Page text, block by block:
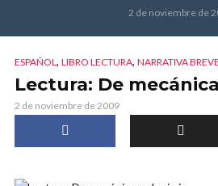
2 de noviembre de
ESPAÑOL, LIBRO LECTURA, NARRATIVA BREVE
Lectura: De
2 de noviembre de 2009